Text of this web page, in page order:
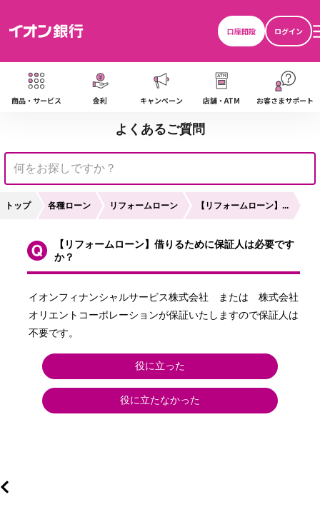
口座開設
ログイン
商品・サービス 金利 キャンペーン 店舗・ATM お客さまサポート
よくあるご質問
トップ 各種ローン リフォームローン 【リフォームローン】...
【リフォームローン】借りるために保証人は必要です
か？
イオンフィナンシャルサービス株式会社　または　株式会社
オリエントコーポレーションが保証いたしますので保証人は
不要です。
役に立った
役に立たなかった